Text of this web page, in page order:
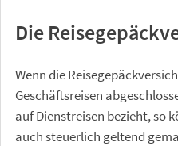
Die
Wenn die
Geschäftsreisen
auf Dienstreisen bezieht, so
auch steuerlich geltend